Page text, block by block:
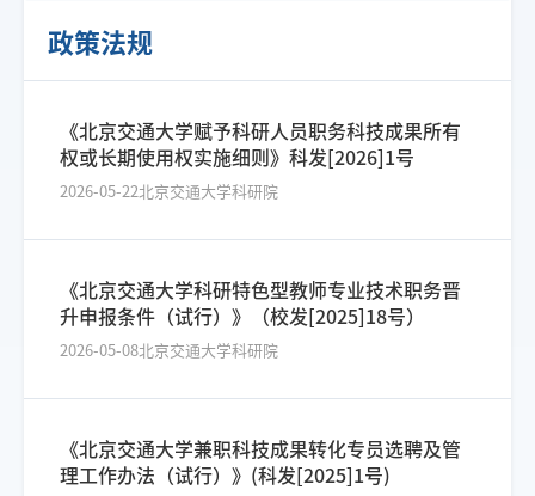
政策法规
《北京交通大学赋予科研人员职务科技成果所有
权或长期使用权实施细则》科发[2026]1号
2026-05-22北京交通大学科研院
《北京交通大学科研特色型教师专业技术职务晋
升申报条件（试行）》（校发[2025]18号）
2026-05-08北京交通大学科研院
《北京交通大学兼职科技成果转化专员选聘及管
理工作办法（试行）》(科发[2025]1号)